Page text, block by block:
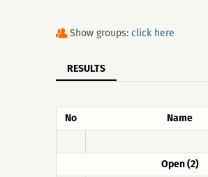
Show groups: click here
RESULTS
No Name
Open (2)